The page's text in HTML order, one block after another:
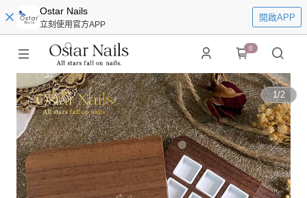
Ostar Nails
立刻使用官方APP
開啟APP
0
1/2